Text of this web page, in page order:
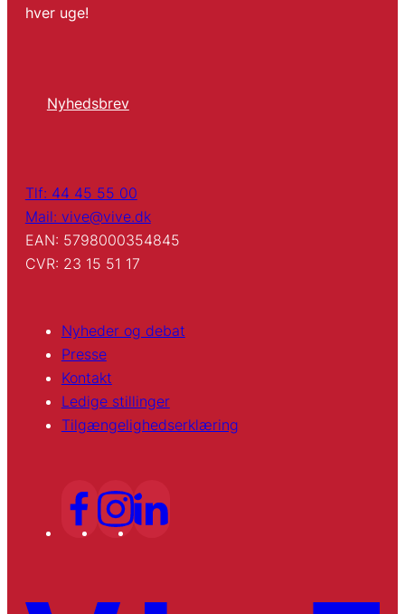
hver uge!
Nyhedsbrev
Tlf: 44 45 55 00
Mail: vive@vive.dk
EAN: 5798000354845
CVR: 23 15 51 17
Nyheder og debat
Presse
Kontakt
Ledige stillinger
Tilgængelighedserklæring